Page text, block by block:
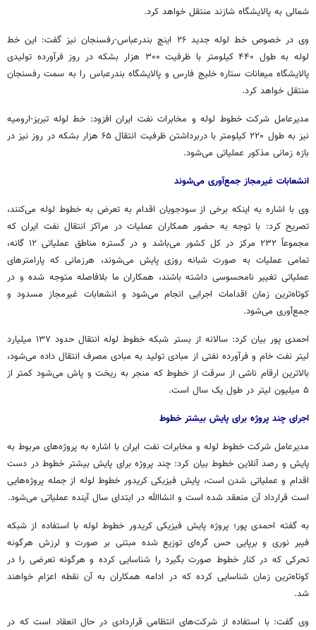
شمالی به پالایشگاه شازند منتقل خواهد کرد.
وی در خصوص خط لوله جدید ۲۶ اینچ بندرعباس-رفسنجان نیز گفت: این خط
لوله به طول ۴۴۰ کیلومتر با ظرفیت ۳۰۰ هزار بشکه در روز فرآورده تولیدی
پالایشگاه میعانات ستاره خلیج فارس و پالایشگاه بندرعباس را به سمت رفسنجان
منتقل خواهد کرد.
مدیرعامل شرکت خطوط لوله و مخابرات نفت ایران افزود: خط لوله تبریز-ارومیه
نیز به طول ۲۲۰ کیلومتر با دربرداشتن ظرفیت انتقال ۶۵ هزار بشکه در روز نیز در
بازه زمانی مذکور عملیاتی می‌شود.
انشعابات غیرمجاز جمع‌آوری می‌شوند
وی با اشاره به اینکه برخی از سودجویان اقدام به تعرض به خطوط لوله می‌کنند،
تصریح کرد: با توجه به حضور همکاران عملیات در مراکز انتقال نفت ایران که
مجموعاً ۲۳۲ مرکز در کل کشور می‌باشد و در گستره مناطق عملیاتی ۱۲
گانه،
تمامی عملیات به صورت شبانه روزی پایش می‌شوند، هرزمانی که پارامترهای
عملیاتی تغییر نامحسوسی داشته باشند، همکاران ما بلافاصله متوجه شده و در
کوتاه‌ترین زمان اقدامات اجرایی انجام می‌شود و انشعابات غیرمجاز مسدود و
جمع‌آوری می‌شود.
احمدی پور بیان کرد: سالانه از بستر شبکه خطوط لوله انتقال حدود ۱۳۷ میلیارد
لیتر نفت خام و فرآورده نفتی از مبادی تولید به مبادی مصرف انتقال داده می‌شود،
بالاترین ارقام ناشی از سرقت از خطوط که منجر به ریخت و پاشمی‌شود کمتر از
۵ میلیون لیتر در طول یک سال است.
اجرای چند پروژه برای پایش بیشتر خطوط
مدیرعامل شرکت خطوط لوله و مخابرات نفت ایران با اشاره به پروژه‌های مربوط به
پایش و رصد آنلاین خطوط بیان کرد: چند پروژه برای پایش بیشتر خطوط در دست
اقدام و عملیاتی شدن است، پایش فیزیکی کریدور خطوط لوله از جمله پروژه‌هایی
است قرارداد آن منعقد شده است و انشاالله در ابتدای سال آینده عملیاتی می‌شود.
به گفته احمدی پور؛ پروژه پایش فیزیکی کریدور خطوط لوله با استفاده از شبکه
فیبر نوری و برپایی حس گره‌ای توزیع شده مبتنی بر صورت و لرزش هرگونه
تحرکی که در کنار خطوط صورت بگیرد را شناسایی کرده و هرگونه تعرضی را در
کوتاه‌ترین زمان شناسایی کرده که در ادامه همکاران به آن نقطه اعزام خواهند
شد.
وی گفت: با استفاده از شرکت‌های انتظامی قراردادی در حال انعقاد است که در